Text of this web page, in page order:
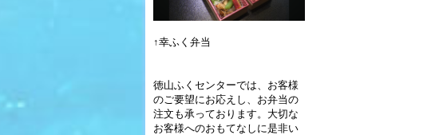
↑幸ふく弁当
徳山ふくセンターでは、お客様
のご要望にお応えし、お弁当の
注文も承っております。大切な
お客様へのおもてなしに是非い